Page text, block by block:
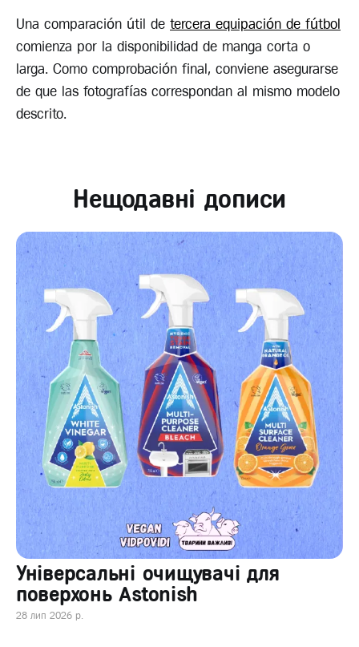
Una comparación útil de tercera equipación de fútbol
comienza por la disponibilidad de manga corta o
larga. Como comprobación final, conviene asegurarse
de que las fotografías correspondan al mismo modelo
descrito.
Нещодавні дописи
Універсальні очищувачі для
поверхонь Astonish
28 лип 2026 р.